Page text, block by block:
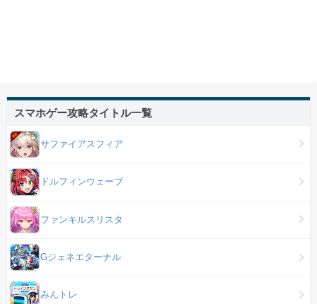
スマホゲー攻略タイトル一覧
サファイアスフィア
ドルフィンウェーブ
ファンキルスリスタ
Gジェネエターナル
みんトレ